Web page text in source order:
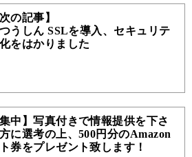
の記事】
うしん SSLを導入、セキュリテ
をはかりました
集中】写真付きで情報提供を下さ
に選考の上、500円分のAmazon
券をプレゼント致します！